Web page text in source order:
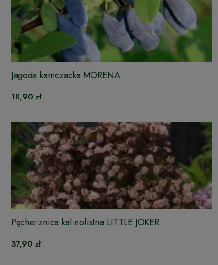
Jagoda kamczacka MORENA
18,90 zł
Pęcherznica kalinolistna LITTLE JOKER
37,90 zł